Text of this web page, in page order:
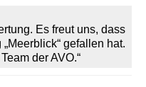
Es freut uns, dass
gefallen hat.
der AVO.“